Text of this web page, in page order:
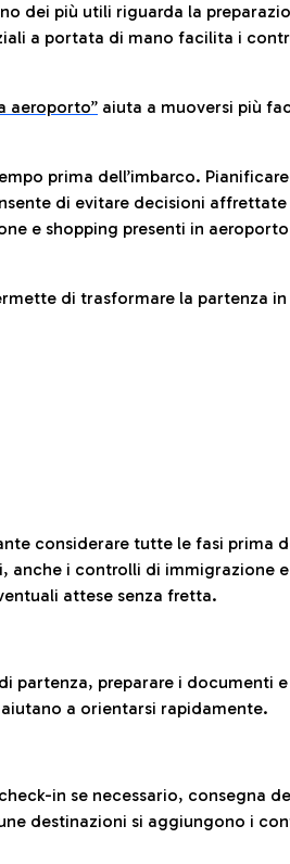
dei più utili riguarda la
a portata di mano facilita i
aeroporto” aiuta a muoversi più
prima dell’imbarco.
di evitare decisioni affrettate
e shopping presenti in
di trasformare la partenza in
considerare tutte le fasi prima
anche i controlli di immigrazione
attese senza fretta.
partenza, preparare i documenti
a orientarsi rapidamente.
in se necessario, consegna
destinazioni si aggiungono i